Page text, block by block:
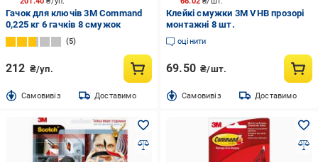
Гачок для ключів 3M Command
0,225 кг 6 гачків 8 смужок
5
212 ₴/уп.
Cамовивіз Доставимо
Клейкі смужки 3M VHB прозорі
монтажні 8 шт.
оцінити
69.50 ₴/шт.
Cамовивіз Доставимо